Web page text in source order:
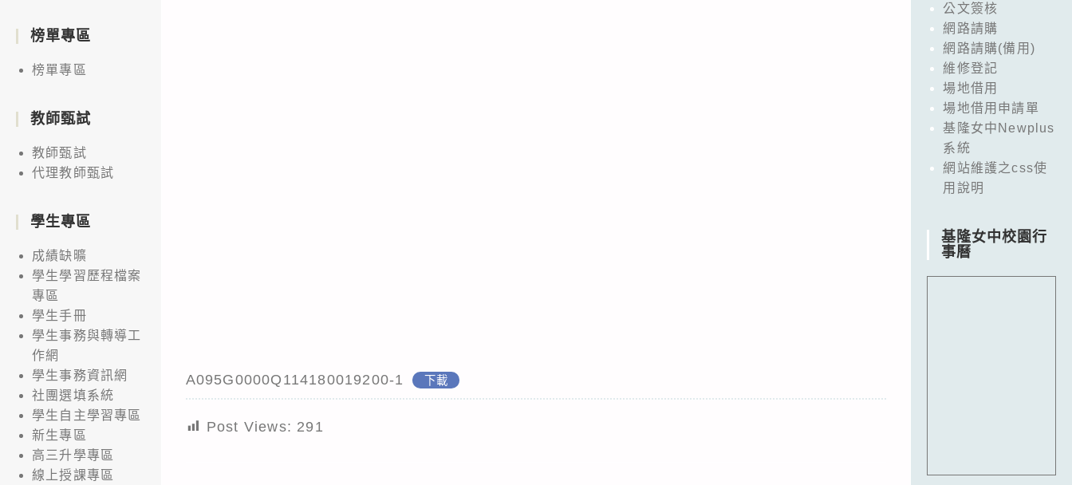
A095G0000Q114180019200-1 下載
Post Views: 291
榜單專區
榜單專區
教師甄試
教師甄試
代理教師甄試
學生專區
成績缺曠
學生學習歷程檔案
專區
學生手冊
學生事務與轉導工
作網
學生事務資訊網
社團選填系統
學生自主學習專區
新生專區
高三升學專區
線上授課專區
公文簽核
網路請購
網路請購(備用)
維修登記
場地借用
場地借用申請單
基隆女中Newplus
系統
網站維護之css使
用說明
基隆女中校園行
事曆